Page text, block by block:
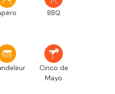
BBQ
Cinco de
Mayo